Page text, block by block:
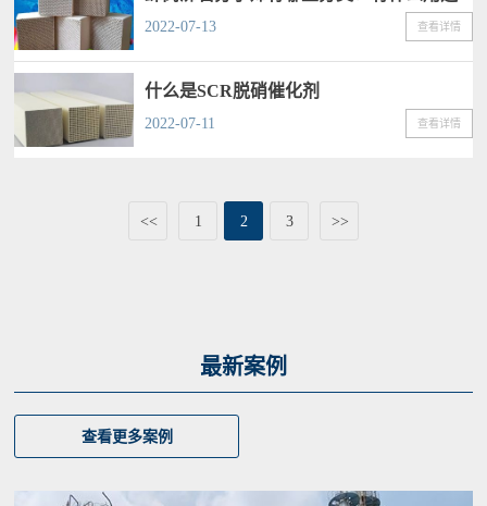
2022-07-13 查看详情
什么是SCR脱硝催化剂
2022-07-11 查看详情
<< 1 2 3 >>
最新案例
查看更多案例